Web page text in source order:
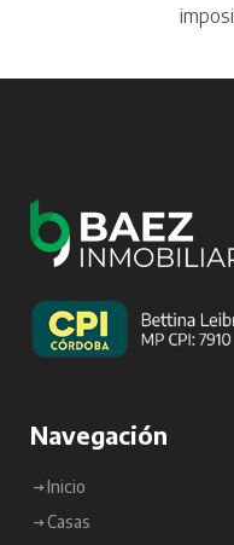
Navegación
Inicio
Casas